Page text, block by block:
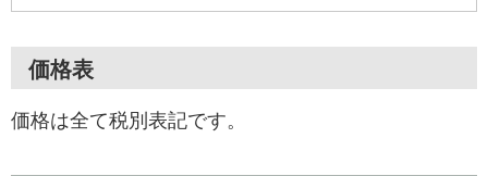
価格表
価格は全て税別表記です。